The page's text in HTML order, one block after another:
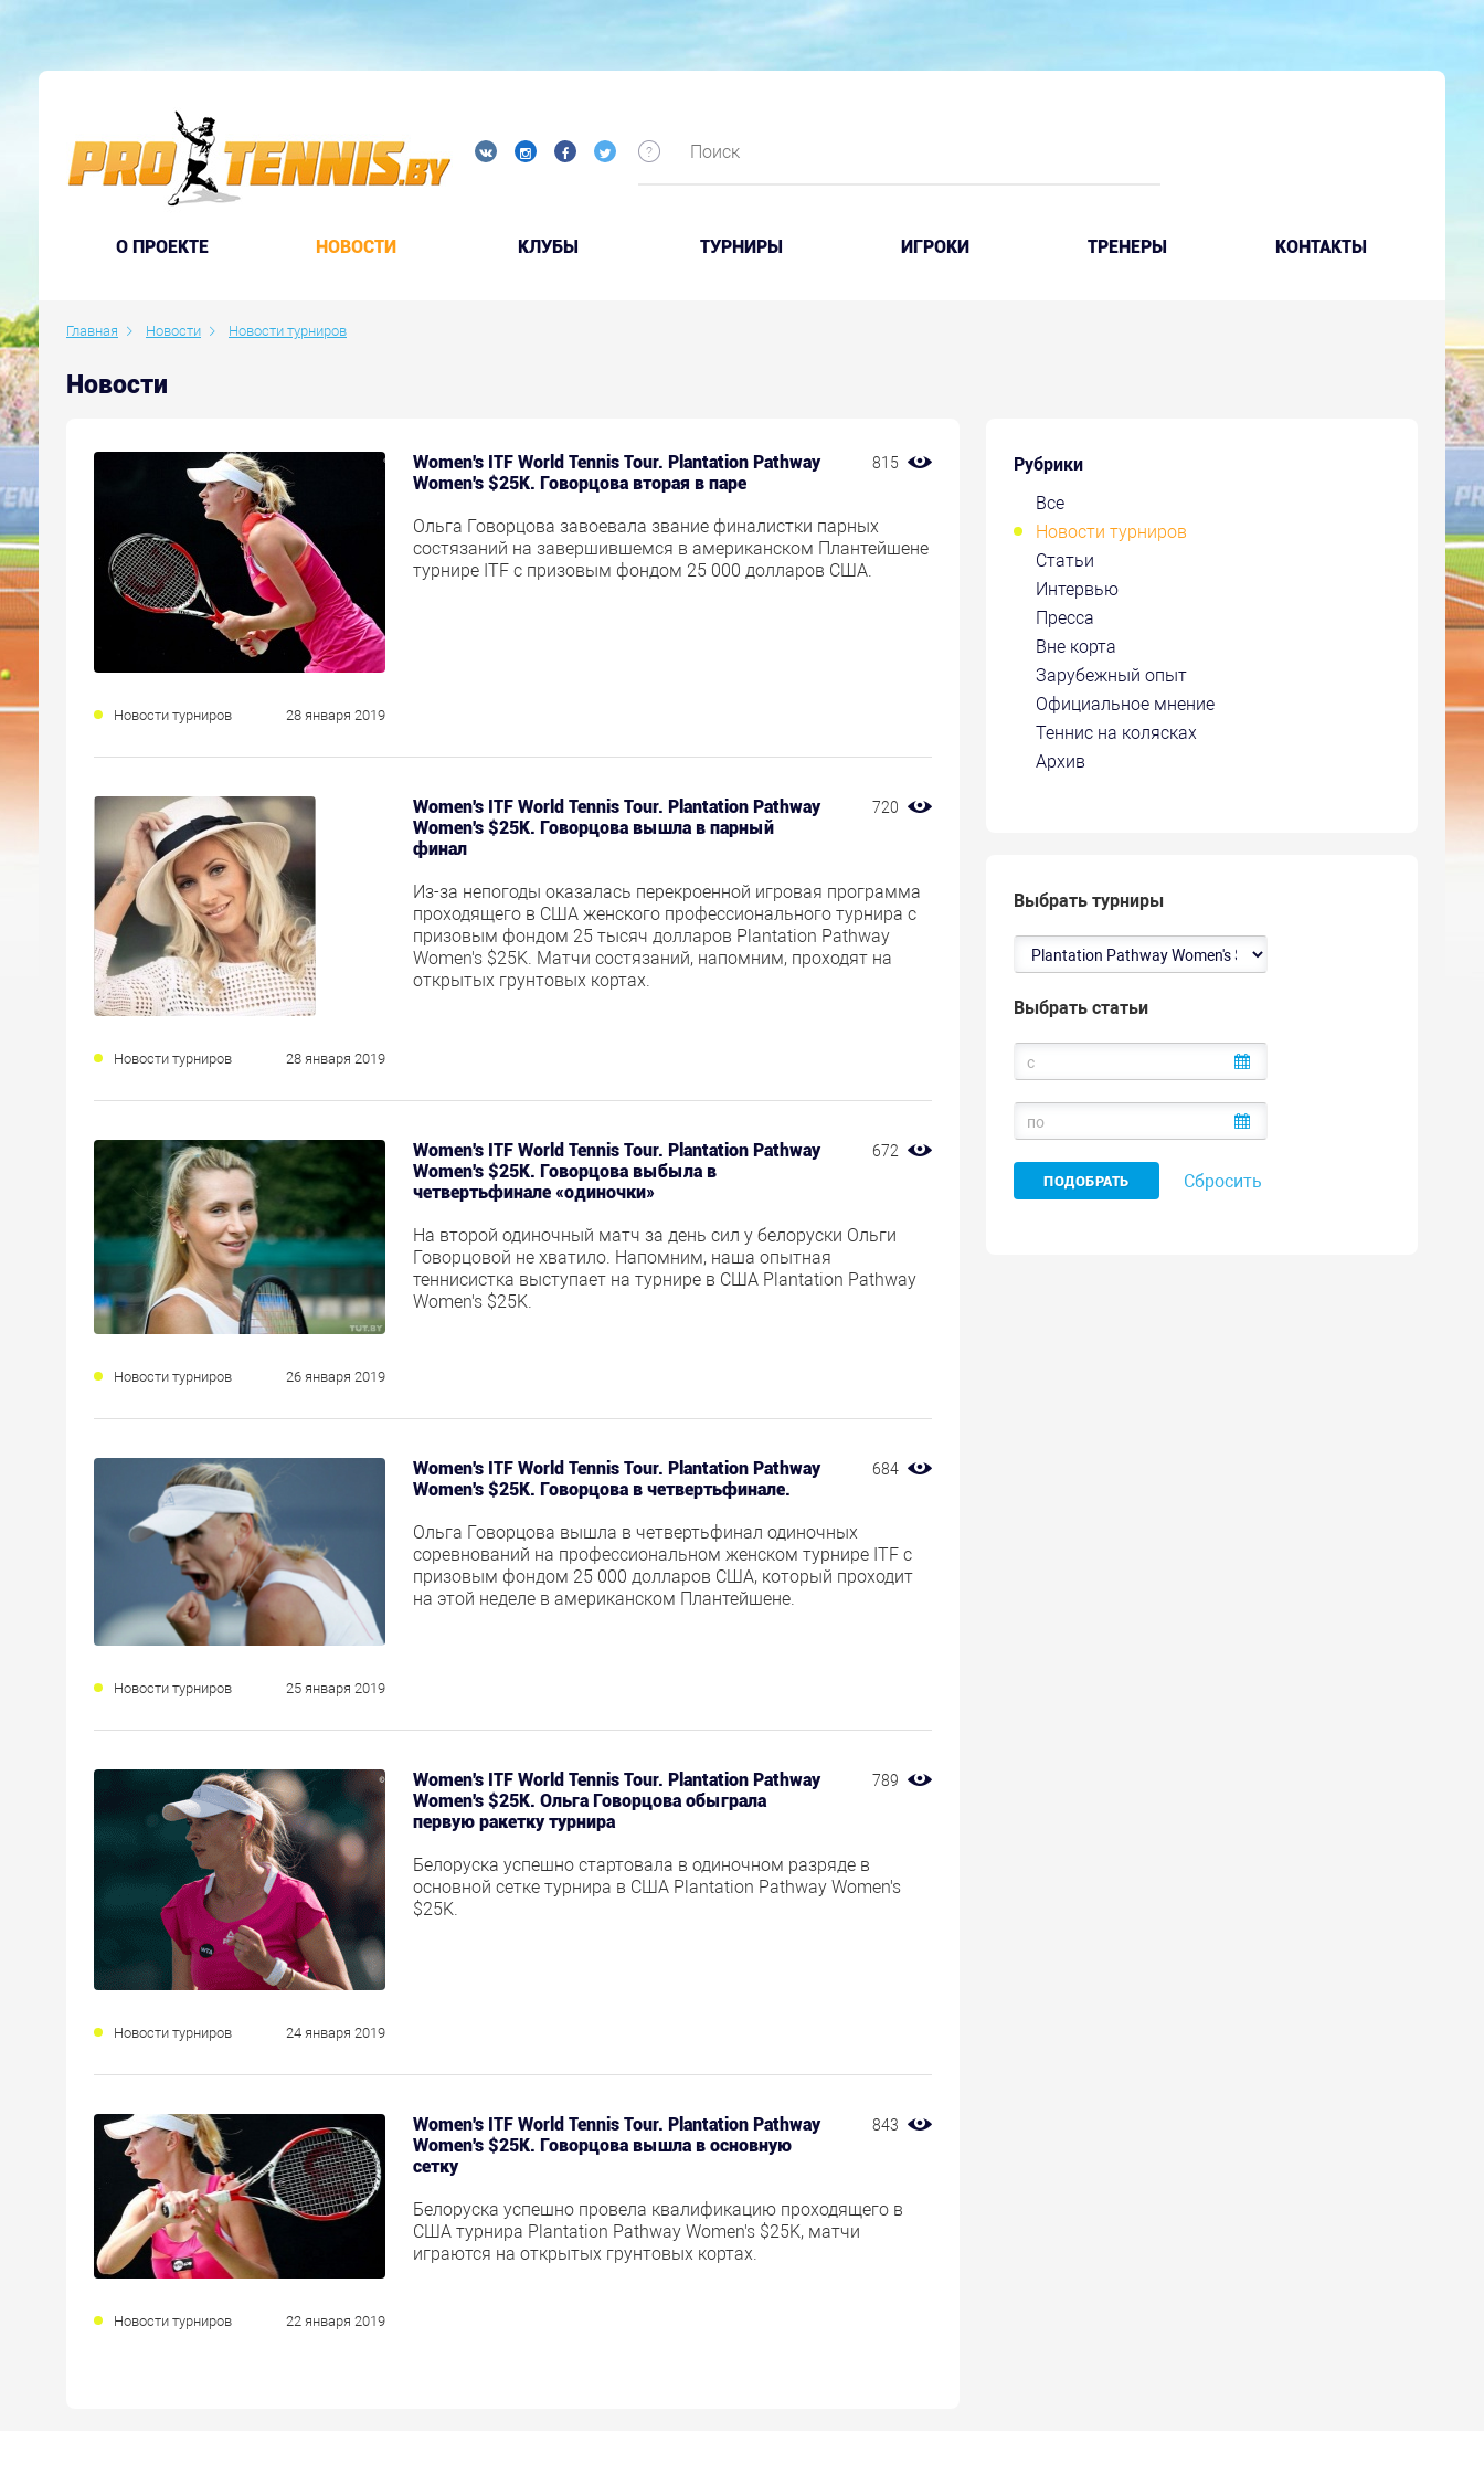
O ПРОЕКТЕ НОВОСТИ КЛУБЫ ТУРНИРЫ ИГРОКИ ТРЕНЕРЫ КОНТАКТЫ
Главная Новости Новости турниров
Новости
Рубрики
Все
Новости турниров
Статьи
Интервью
Пресса
Вне корта
Зарубежный опыт
Официальное мнение
Теннис на колясках
Архив
Выбрать турниры
Выбрать статьи
Сбросить
Новости турниров 28 января 2019
815
Women's ITF World Tennis Tour. Plantation Pathway
Women's $25K. Говорцова вторая в паре
Ольга Говорцова завоевала звание финалистки парных
состязаний на завершившемся в американском Плантейшене
турнире ITF с призовым фондом 25 000 долларов США.
Новости турниров 28 января 2019
720
Women's ITF World Tennis Tour. Plantation Pathway
Women's $25K. Говорцова вышла в парный
финал
Из-за непогоды оказалась перекроенной игровая программа
проходящего в США женского профессионального турнира с
призовым фондом 25 тысяч долларов Plantation Pathway
Women's $25K. Матчи состязаний, напомним, проходят на
открытых грунтовых кортах.
Новости турниров 26 января 2019
672
Women's ITF World Tennis Tour. Plantation Pathway
Women's $25K. Говорцова выбыла в
четвертьфинале «одиночки»
На второй одиночный матч за день сил у белоруски Ольги
Говорцовой не хватило. Напомним, наша опытная
теннисистка выступает на турнире в США Plantation Pathway
Women's $25K.
Новости турниров 25 января 2019
684
Women's ITF World Tennis Tour. Plantation Pathway
Women's $25K. Говорцова в четвертьфинале.
Ольга Говорцова вышла в четвертьфинал одиночных
соревнований на профессиональном женском турнире ITF с
призовым фондом 25 000 долларов США, который проходит
на этой неделе в американском Плантейшене.
Новости турниров 24 января 2019
789
Women's ITF World Tennis Tour. Plantation Pathway
Women's $25K. Ольга Говорцова обыграла
первую ракетку турнира
Белоруска успешно стартовала в одиночном разряде в
основной сетке турнира в США Plantation Pathway Women's
$25K.
Новости турниров 22 января 2019
843
Women's ITF World Tennis Tour. Plantation Pathway
Women's $25K. Говорцова вышла в основную
сетку
Белоруска успешно провела квалификацию проходящего в
США турнира Plantation Pathway Women's $25K, матчи
играются на открытых грунтовых кортах.